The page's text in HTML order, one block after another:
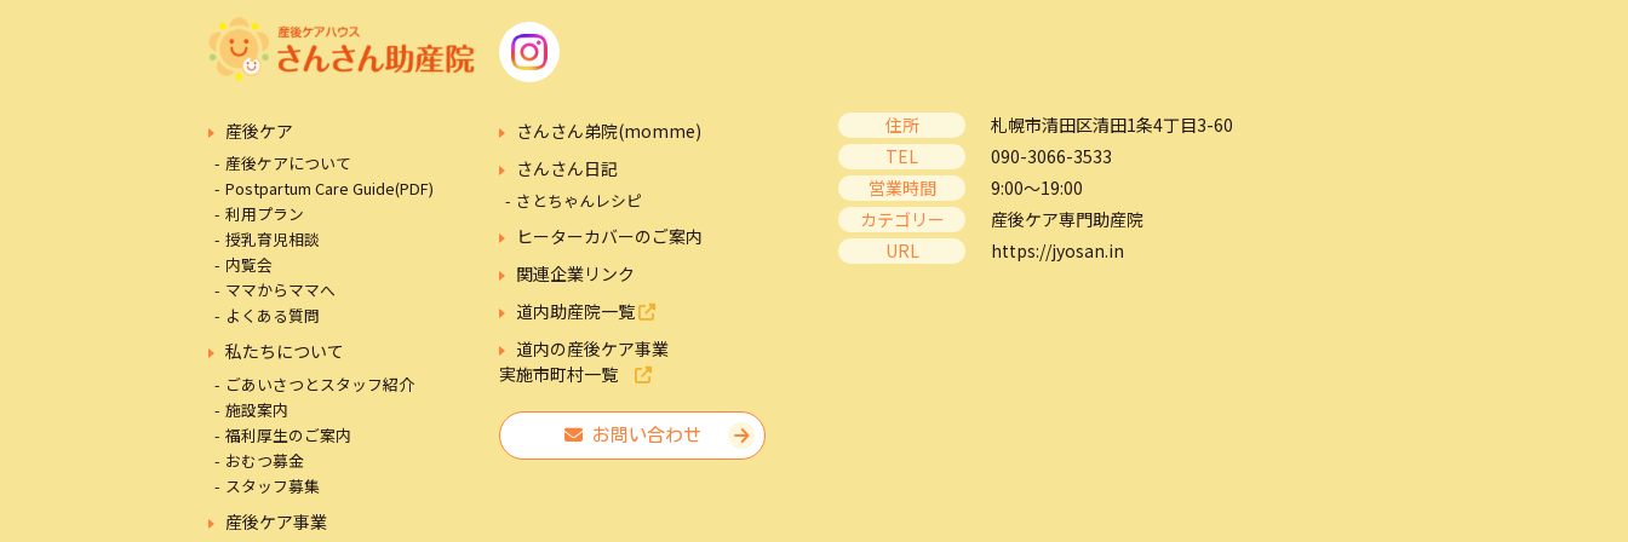
産後ケア
産後ケアについて
Postpartum Care Guide(PDF)
利用プラン
授乳育児相談
内覧会
ママからママへ
よくある質問
私たちについて
ごあいさつとスタッフ紹介
施設案内
福利厚生のご案内
おむつ募金
スタッフ募集
産後ケア事業
さんさん弟院(momme)
さんさん日記
さとちゃんレシピ
ヒーターカバーのご案内
関連企業リンク
道内助産院一覧
道内の産後ケア事業
実施市町村一覧
お問い合わせ
住所
札幌市清田区清田1条4丁目3-60
TEL
090-3066-3533
営業時間
9:00～19:00
カテゴリー
産後ケア専門助産院
URL
https://jyosan.in